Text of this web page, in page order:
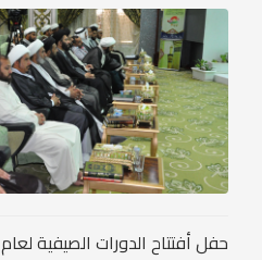
حفل أفتتاح الدورات الصيفية لعام 1436هـ/2015م